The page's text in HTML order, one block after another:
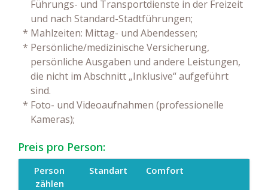
Führungs- und Transportdienste in der Freizeit
und nach Standard-Stadtführungen;
* Mahlzeiten: Mittag- und Abendessen;
* Persönliche/medizinische Versicherung,
persönliche Ausgaben und andere Leistungen,
die nicht im Abschnitt „Inklusive“ aufgeführt
sind.
* Foto- und Videoaufnahmen (professionelle
Kameras);
Preis pro Person:
Person
zählen
Standart Comfort